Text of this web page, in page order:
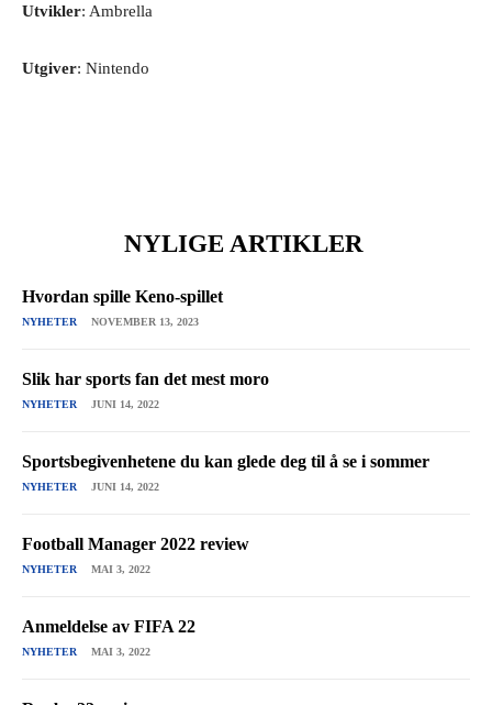
Utvikler: Ambrella
Utgiver: Nintendo
NYLIGE ARTIKLER
Hvordan spille Keno-spillet
NYHETER NOVEMBER 13, 2023
Slik har sports fan det mest moro
NYHETER JUNI 14, 2022
Sportsbegivenhetene du kan glede deg til å se i sommer
NYHETER JUNI 14, 2022
Football Manager 2022 review
NYHETER MAI 3, 2022
Anmeldelse av FIFA 22
NYHETER MAI 3, 2022